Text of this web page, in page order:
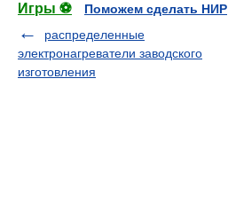
Игры ⚽
Поможем сделать НИР
распределенные
электронагреватели заводского
изготовления